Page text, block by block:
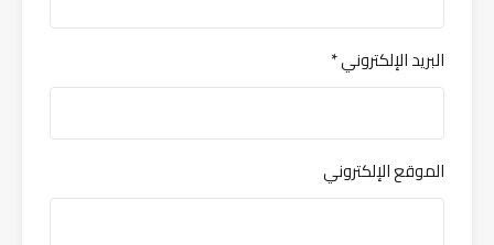
البريد الإلكتروني*
الموقع الإلكتروني